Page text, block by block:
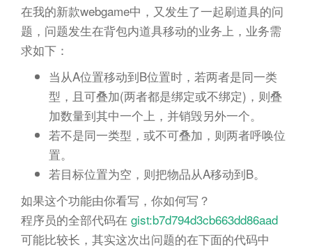
在我的新款webgame中，又发生了一起刷道具的问
题，问题发生在背包内道具移动的业务上，业务需
求如下：
当从A位置移动到B位置时，若两者是同一类
型，且可叠加(两者都是绑定或不绑定)，则叠
加数量到其中一个上，并销毁另外一个。
若不是同一类型，或不可叠加，则两者呼唤位
置。
若目标位置为空，则把物品从A移动到B。
如果这个功能由你看写，你如何写？
程序员的全部代码在 gist:b7d794d3cb663dd86aad
可能比较长，其实这次出问题的在下面的代码中